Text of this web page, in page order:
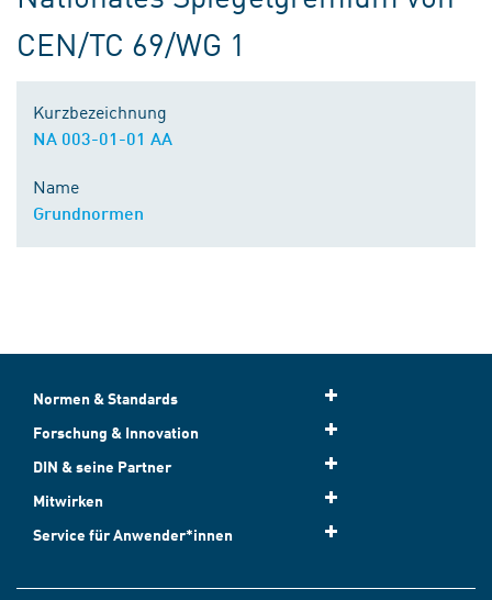
CEN/TC 69/WG 1
Kurzbezeichnung
NA 003-01-01 AA
Name
Grundnormen
Normen & Standards
Forschung & Innovation
DIN & seine Partner
Mitwirken
Service für Anwender*innen